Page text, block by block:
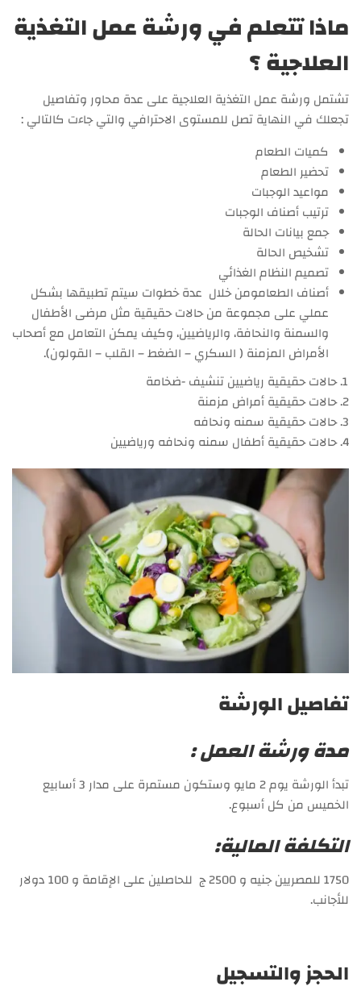
ماذا تتعلم في ورشة عمل التغذية
العلاجية ؟
تشتمل ورشة عمل التغذية العلاجية على عدة محاور وتفاصيل
تجعلك في النهاية تصل للمستوى الاحترافي والتي جاءت كالتالي :
كميات الطعام
تحضير الطعام
مواعيد الوجبات
ترتيب أصناف الوجبات
جمع بيانات الحالة
تشخيص الحالة
تصميم النظام الغذائي
أصناف الطعامومن خلال عدة خطوات سيتم تطبيقها بشكل
عملي على مجموعة من حالات حقيقية مثل مرضى الأطفال
والسمنة والنحافة، والرياضيين، وكيف يمكن التعامل مع أصحاب
الأمراض المزمنة ( السكري – الضغط – القلب – القولون).
حالات حقيقية رياضيين تنشيف -ضخامة
حالات حقيقية أمراض مزمنة
حالات حقيقية سمنه ونحافه
حالات حقيقية أطفال سمنه ونحافه ورياضيين
تفاصيل الورشة
مدة ورشة العمل :
تبدأ الورشة يوم 2 مايو وستكون مستمرة على مدار 3 أسابيع
الخميس من كل أسبوع.
التكلفة المالية:
1750 للمصريين جنيه و 2500 ج للحاصلين على الإقامة و 100 دولار
للأجانب.
الحجز والتسجيل